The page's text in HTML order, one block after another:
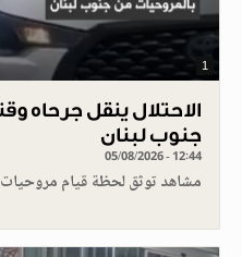
1
الاحتلال ينقل جرحاه
جنوب لبنان
05/08/2026 - 12:44
مشاهد توثق لحظة قيام